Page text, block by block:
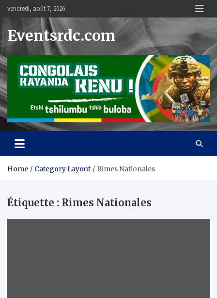
content
vendredi, août 7, 2026
Eventsrdc.com
Home Category Layout Rimes Nationales
Étiquette : Rimes Nationales